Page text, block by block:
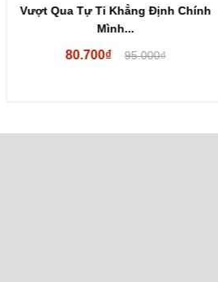
Vượt Qua Tự Ti Khẳng Định Chính
Mình...
80.700₫ 95.000₫